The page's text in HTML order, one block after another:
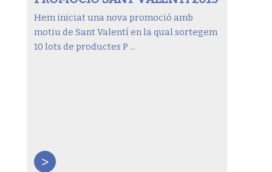
Hem iniciat una nova promoció amb
motiu de Sant Valentí en la qual sortegem
10 lots de productes P ...
>